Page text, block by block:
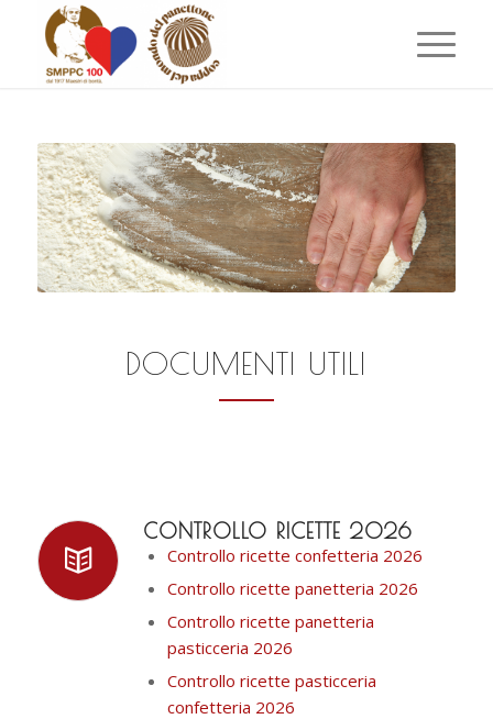
DOCUMENTI UTILI
CONTROLLO RICETTE 2026
Controllo ricette confetteria 2026
Controllo ricette panetteria 2026
Controllo ricette panetteria
pasticceria 2026
Controllo ricette pasticceria
confetteria 2026